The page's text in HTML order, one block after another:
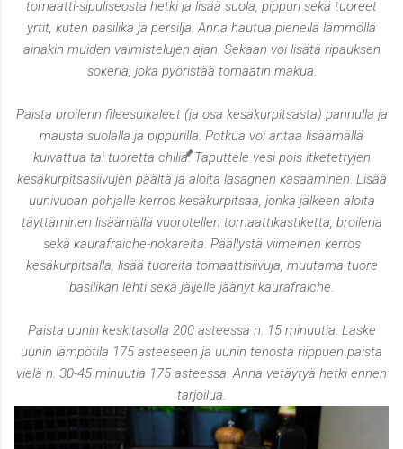
tomaatti-sipuliseosta hetki ja lisää suola, pippuri sekä tuoreet
yrtit, kuten basilika ja persilja. Anna hautua pienellä lämmöllä
ainakin muiden valmistelujen ajan. Sekaan voi lisätä ripauksen
sokeria, joka pyöristää tomaatin makua.
Paista broilerin fileesuikaleet (ja osa kesäkurpitsasta) pannulla ja
mausta suolalla ja pippurilla. Potkua voi antaa lisäämällä
kuivattua tai tuoretta chiliä. Taputtele vesi pois itketettyjen
kesäkurpitsasiivujen päältä ja aloita lasagnen kasaaminen. Lisää
uunivuoan pohjalle kerros kesäkurpitsaa, jonka jälkeen aloita
täyttäminen lisäämällä vuorotellen tomaattikastiketta, broileria
sekä kaurafraiche-nokareita. Päällystä viimeinen kerros
kesäkurpitsalla, lisää tuoreita tomaattisiivuja, muutama tuore
basilikan lehti sekä jäljelle jäänyt kaurafraiche.
Paista uunin keskitasolla 200 asteessa n. 15 minuutia. Laske
uunin lämpötila 175 asteeseen ja uunin tehosta riippuen paista
vielä n. 30-45 minuutia 175 asteessa. Anna vetäytyä hetki ennen
tarjoilua.